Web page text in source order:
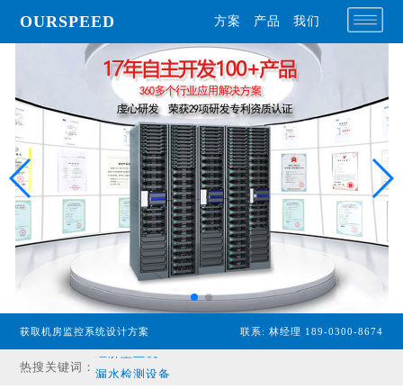
OURSPEED 方案 产品 我们
获取机房监控系统设计方案 联系: 林经理 189-0300-8674
热搜关键词：
专业型主机
漏水检测设备